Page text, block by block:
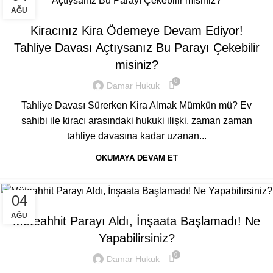
AĞUGENEL
Kiracınız Kira Ödemeye Devam Ediyor!
Tahliye Davası Açtıysanız Bu Parayı Çekebilir
misiniz?
Damar Hukuk 0
Tahliye Davası Sürerken Kira Almak Mümkün mü? Ev
sahibi ile kiracı arasındaki hukuki ilişki, zaman zaman
tahliye davasına kadar uzanan...
OKUMAYA DEVAM ET
04
AĞU
GENEL
Müteahhit Parayı Aldı, İnşaata Başlamadı! Ne
Yapabilirsiniz?
Damar Hukuk 0